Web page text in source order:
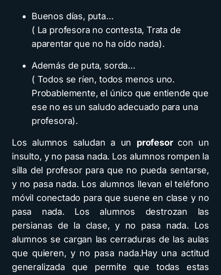
Buenos días, puta…
( La profesora no contesta, Trata de
aparentar que no ha oído nada).
Además de puta, sorda…
( Todos se ríen, todos menos uno.
Probablemente, el único que entiende que
ese no es un saludo adecuado para una
profesora).
Los alumnos saludan a un profesor con un
insulto, y no pasa nada. Los alumnos rompen la
silla del profesor para que no pueda sentarse,
y no pasa nada. Los alumnos llevan el teléfono
móvil conectado para que suene en clase y no
pasa nada. Los alumnos destrozan las
persianas de la clase, y no pasa nada. Los
alumnos se cargan las cerraduras de las aulas
que quieren, y no pasa nada.Hay una actitud
generalizada que permite que todas estas